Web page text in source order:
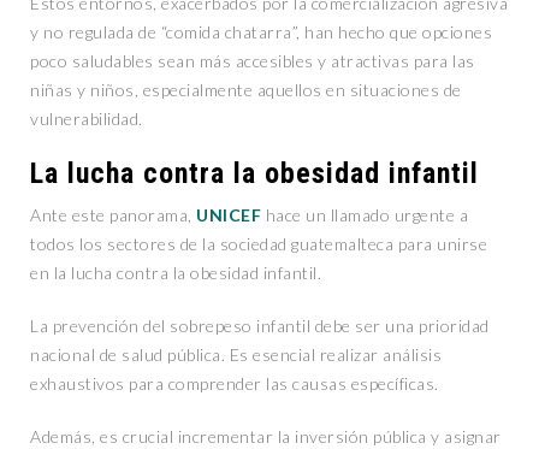
y no regulada de “comida chatarra”, han hecho que opciones
poco saludables sean más accesibles y atractivas para las
niñas y niños, especialmente aquellos en situaciones de
vulnerabilidad.
La lucha contra la obesidad infantil
Ante este panorama, UNICEF hace un llamado urgente a
todos los sectores de la sociedad guatemalteca para unirse
en la lucha contra la obesidad infantil.
La prevención del sobrepeso infantil debe ser una prioridad
nacional de salud pública. Es esencial realizar análisis
exhaustivos para comprender las causas específicas.
Además, es crucial incrementar la inversión pública y asignar